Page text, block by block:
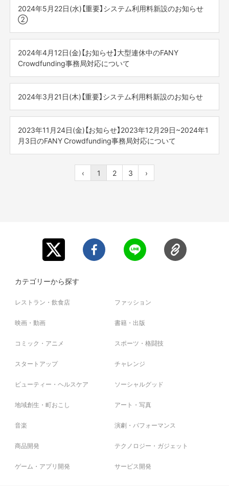
⇒https://cf.fany.lol/inquiries
・ 支援したプロジェクトやリターン詳細についてのお問い
合わせ
※休止期間中に多くのお問い合わせをいただく可能性がござ
います。
- - - - - - -
2025年1月6日(月)10:00より平常通り運営いたします。
ご不便をお掛け致しますが、何卒ご理解の程よろしくお願
い申し上げます。
せん。
◆サービス停止日時
(10月31日(木) 24:00)
※状況により前後する可能性がございます。ご了承くださ
い。
お客様へはご迷惑をおかけし誠に恐れ入りますが、上記時
間帯を避けてご利用をお願いいたします。
何卒よろしくお願い申し上げます。
FANY Crowdfunding事務局
のご支援にかかるシステム利用料（ご支援1件あたり198円税
込）が免除となります。
また、免除される支援件数の制限はございません。
<適用日>
2024年11月1日(金)0時のご注文より適用とさせていただ
今後も、皆様にご満足いただけるサービスの向上に努めて
まいりますので、
た。
◆サービス停止日時
2024年6月20日(木) 0:00AM～3:00AM (6月19日（水）
※状況により前後する可能性がございます。ご了承くださ
い。
お客様へはご迷惑をおかけし誠に恐れ入りますが、上記時
間帯を避けてご利用をお願いいたします。
FANY Crowdfunding事務局
がとうございます。
この度システムメンテナンスに伴い、下記時間帯において
◆メンテナンス内容
[3Dセキュア導入]
お客様に安全にご支援をいただくため、不正利用を未然
本人確認サービス(3Dセキュア)を導入いたします。
[システム利用料の設定]
2024年5月30日(木)午前4時のご注文より
新設の手数料（198円税込）が適用されます。
間帯を避けてご利用をお願いいたします。
2024年5月22日(水)【重要】システム利用料新設のお知らせ
②
いつも「FANY Crowdfunding」をご利用いただき、誠にあり
がとうございます。
先日掲載いたしましたシステム利用料新設にあたりまして
2024年5月30日(木)午前4時のご注文より、新設の手数料
（198円税込）が適用されます。
今後もより一層のサービス向上とご利用者様への利便性提
供に努めてまいりますので、
何卒ご理解賜りますようお願い申し上げますと共に、引き
続きご愛顧賜りますようお願い申し上げます。
2024年4月12日(金)【お知らせ】大型連休中のFANY
Crowdfunding事務局対応について
<大型連休の事務局営業日について>
大型連休に伴うFANY Crowdfunding事務局運営日について
2024年4月27日(土)～2024年5月6日(月)
◇プロジェクトの審査/追加リターン等の審査・承認関連/お
問い合わせ等に関して
2024年5月7日(火) 10:00以降に順次確認をさせていただ
※2024年5月7日(火)10:00より平常通り営業いたします。
ご不便をお掛け致しますが、何卒ご理解の程よろしくお願
[お問い合わせについて]
⇒ https://cf.fany.lol/inquiries
合わせ
います為、お戻しに通常よりお時間をいただく場合がござ
2024年3月21日(木)【重要】システム利用料新設のお知らせ
いつも「FANY Crowdfunding」をご利用いただき、誠にあり
がとうございます。
このたび、2024年5月より、下記のとおりシステム利用料
<導入の背景>
昨今サービス提供に伴う負担の増加に伴い、より持続可
グ体験をご提供できるよう、利用料を設定させていただく
※利用料新設に関する具体的な日時や詳細につきましては追
ってお知らせを差し上げます。
今後もより一層のサービス向上とご利用者様への利便性提
何卒ご理解賜りますようお願い申し上げますと共に、引き
続きご愛顧賜りますようお願い申し上げます。
2023年11月24日(金)【お知らせ】2023年12月29日~2024年1
月3日のFANY Crowdfunding事務局対応について
年末年始に伴うFANY Crowdfunding のお問い合わせの運営
日についてご案内させていただきます。
■プロジェクトや追加リターン等の審査、承認関連、お問合
わせ等に関して
2023年12月22日(金)12時以降にいただいたものは、2024年
(例)・12月22日(金)12時にプロジェクト申請をした場合、12
・12月22日(金)16時にプロジェクト申請をした場合、1
※プロジェクト内容によっては上記スケジュールに沿えない
・システムや決済に関してのお問い合わせ
・ 支援したプロジェクトやリターン詳細についてのお問い
合わせ
⇒ https://cf.fany.lol/faq_categories/1#17
※休止期間中に多くのお問い合わせをいただく可能性がござ
います為、お戻しに通常よりお時間をいただく場合がござ
います。
‹ 1 2 3 ›
カテゴリーから探す
レストラン・飲食店 ファッション
映画・動画 書籍・出版
コミック・アニメ スポーツ・格闘技
スタートアップ チャレンジ
ビューティー・ヘルスケア ソーシャルグッド
地域創生・町おこし アート・写真
音楽 演劇・パフォーマンス
商品開発 テクノロジー・ガジェット
ゲーム・アプリ開発 サービス開発